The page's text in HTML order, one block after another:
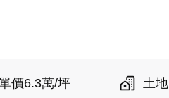
價6.3萬/坪 土地